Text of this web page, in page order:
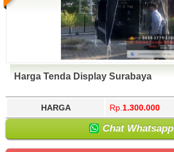
Harga Tenda Display Surabaya
HARGA Rp. 1.300.000
Chat Whatsapp